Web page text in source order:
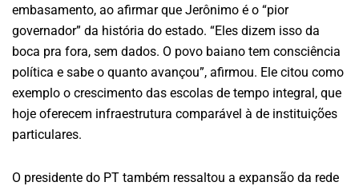
embasamento, ao afirmar que Jerônimo é o “pior
governador” da história do estado. “Eles dizem isso da
boca pra fora, sem dados. O povo baiano tem consciência
política e sabe o quanto avançou”, afirmou. Ele citou como
exemplo o crescimento das escolas de tempo integral, que
hoje oferecem infraestrutura comparável à de instituições
particulares.
O presidente do PT também ressaltou a expansão da rede